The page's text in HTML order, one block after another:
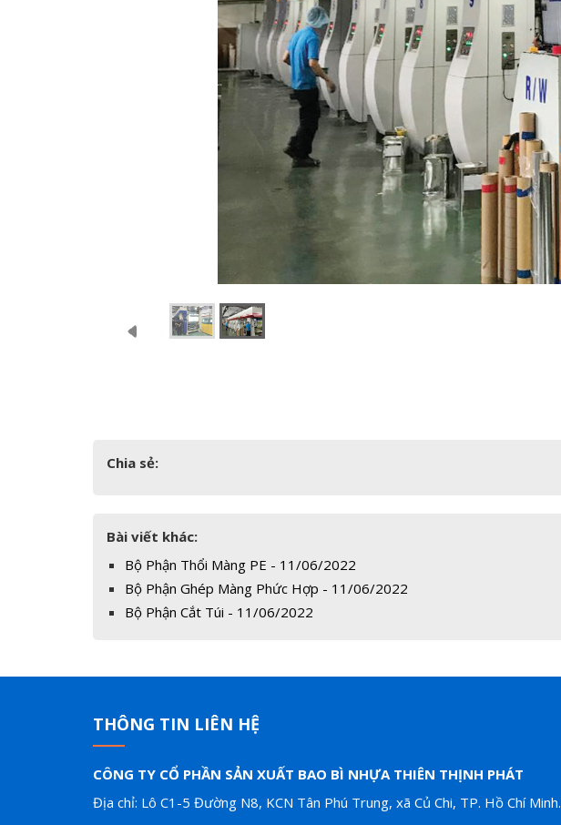
Chia sẻ:
Bài viết khác:
Bộ Phận Thổi Màng PE - 11/06/2022
Bộ Phận Ghép Màng Phức Hợp - 11/06/2022
Bộ Phận Cắt Túi - 11/06/2022
THÔNG TIN LIÊN HỆ
CÔNG TY CỔ PHẦN SẢN XUẤT BAO BÌ NHỰA THIÊN THỊNH PHÁT
Địa chỉ: Lô C1-5 Đường N8, KCN Tân Phú Trung, xã Củ Chi, TP. Hồ Chí Minh.